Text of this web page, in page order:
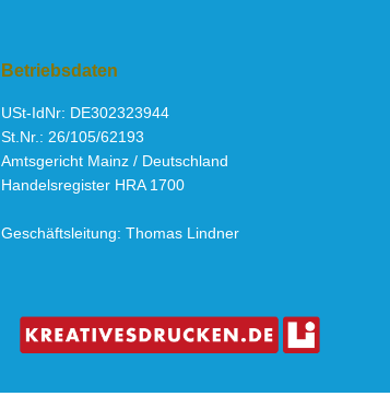
Betriebsdaten
USt-IdNr: DE302323944
St.Nr.: 26/105/62193
Amtsgericht Mainz / Deutschland
Handelsregister HRA 1700
Geschäftsleitung: Thomas Lindner